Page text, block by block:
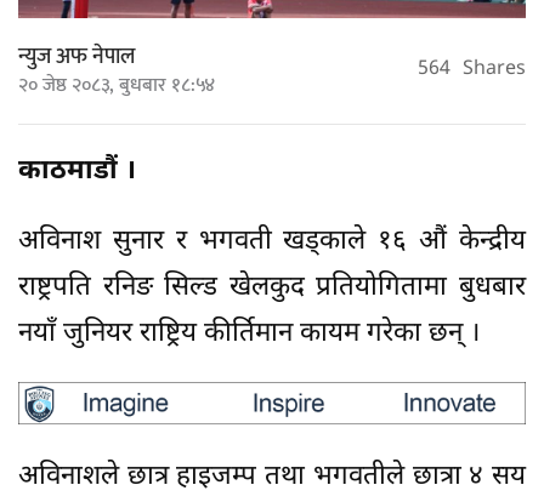
न्युज अफ नेपाल
२० जेष्ठ २०८३, बुधबार १८:५४ 564 Shares
काठमाडौं ।
अविनाश सुनार र भगवती खड्काले १६ औं केन्द्रीय
राष्ट्रपति रनिङ सिल्ड खेलकुद प्रतियोगितामा बुधबार
नयाँ जुनियर राष्ट्रिय कीर्तिमान कायम गरेका छन् ।
अविनाशले छात्र हाइजम्प तथा भगवतीले छात्रा ४ सय